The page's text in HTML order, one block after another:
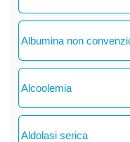
Albumina non
Alcoolemia
Aldolasi serica